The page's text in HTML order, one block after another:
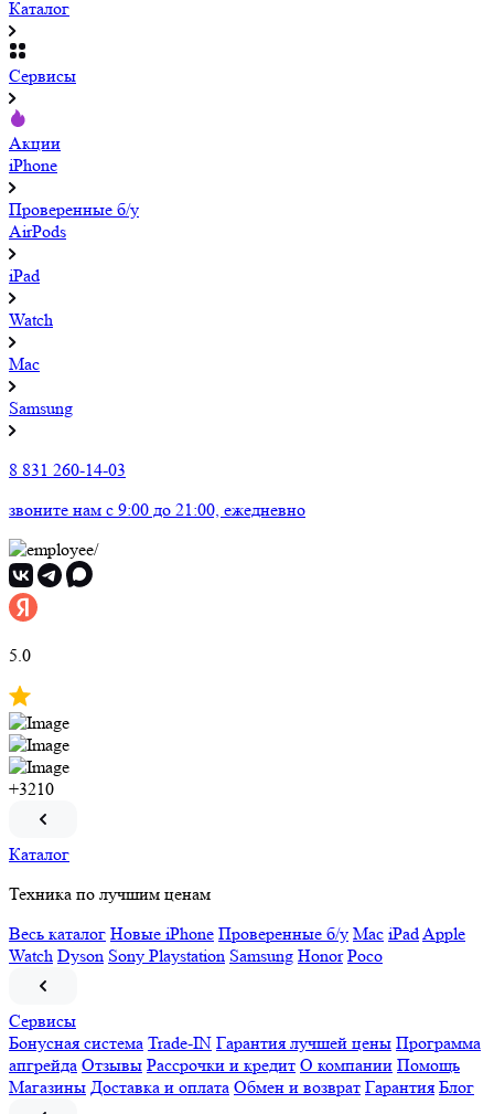
Каталог
Сервисы
Акции
iPhone
Проверенные б/у
AirPods
iPad
Watch
Mac
Samsung
8 831 260-14-03
звоните нам c 9:00 до 21:00, ежедневно
5.0
+3210
Каталог
Техника по лучшим ценам
Весь каталог Новые iPhone Проверенные б/у Mac iPadApple
Watch Dyson Sony Playstation Samsung Honor Poco
Сервисы
Бонусная система Trade-IN Гарантия лучшей цены Программа
апгрейда Отзывы Рассрочки и кредит О компании Помощь
Магазины Доставка и оплата Обмен и возврат Гарантия Блог